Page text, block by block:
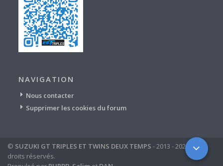
NAVIGATION
Nous contacter
Supprimer les cookies du forum
© SUZUKI GT TRIPLES ET TWINS DEUX TEMPS - 2013 - 2024 - tous
droits réservés.